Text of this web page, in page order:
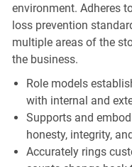
environment. Adheres
loss prevention
multiple areas of the
the business.
Role models
with internal and
Supports and
honesty, integrity,
Accurately rings